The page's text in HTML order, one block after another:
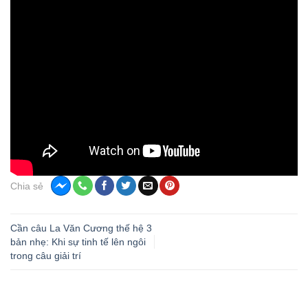
Chia sẻ
Cần câu La Văn Cương thế hệ 3
bản nhẹ: Khi sự tinh tế lên ngôi
trong câu giải trí